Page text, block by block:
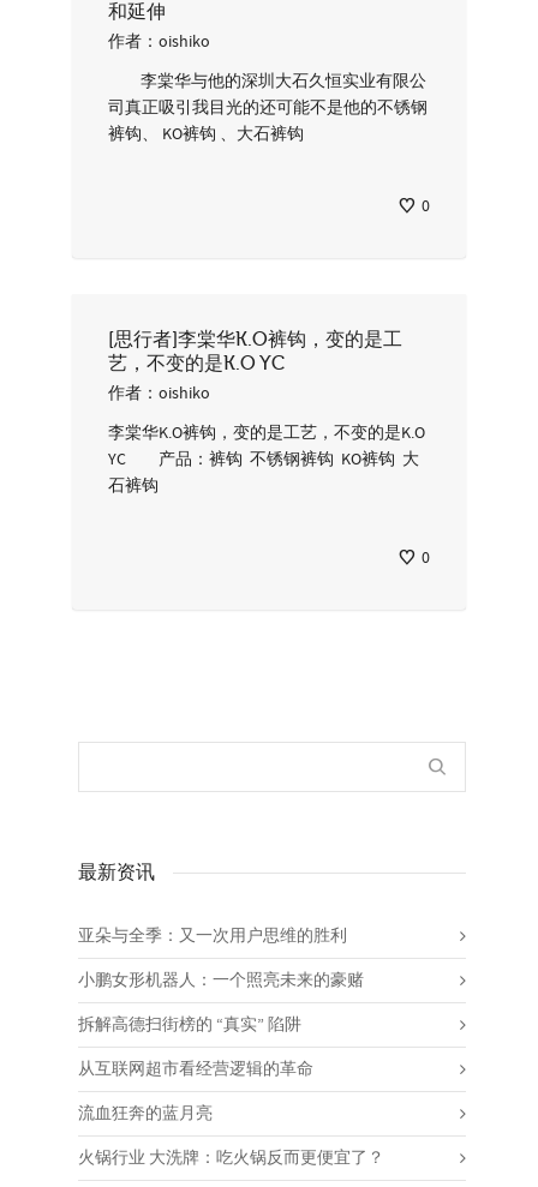
和延伸
作者： oishiko
李棠华与他的深圳大石久恒实业有限公
司真正吸引我目光的还可能不是他的不锈钢
裤钩、 KO裤钩 、大石裤钩
0
[思行者]李棠华K.O裤钩，变的是工
艺，不变的是K.O YC
作者： oishiko
李棠华K.O裤钩，变的是工艺，不变的是K.O
YC 产品：裤钩 不锈钢裤钩 KO裤钩 大
石裤钩
0
最新资讯
亚朵与全季：又一次用户思维的胜利
小鹏女形机器人：一个照亮未来的豪赌
拆解高德扫街榜的 “真实” 陷阱
从互联网超市看经营逻辑的革命
流血狂奔的蓝月亮
火锅行业 大洗牌：吃火锅反而更便宜了？